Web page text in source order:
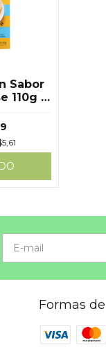
Sabor
110g -
Formas